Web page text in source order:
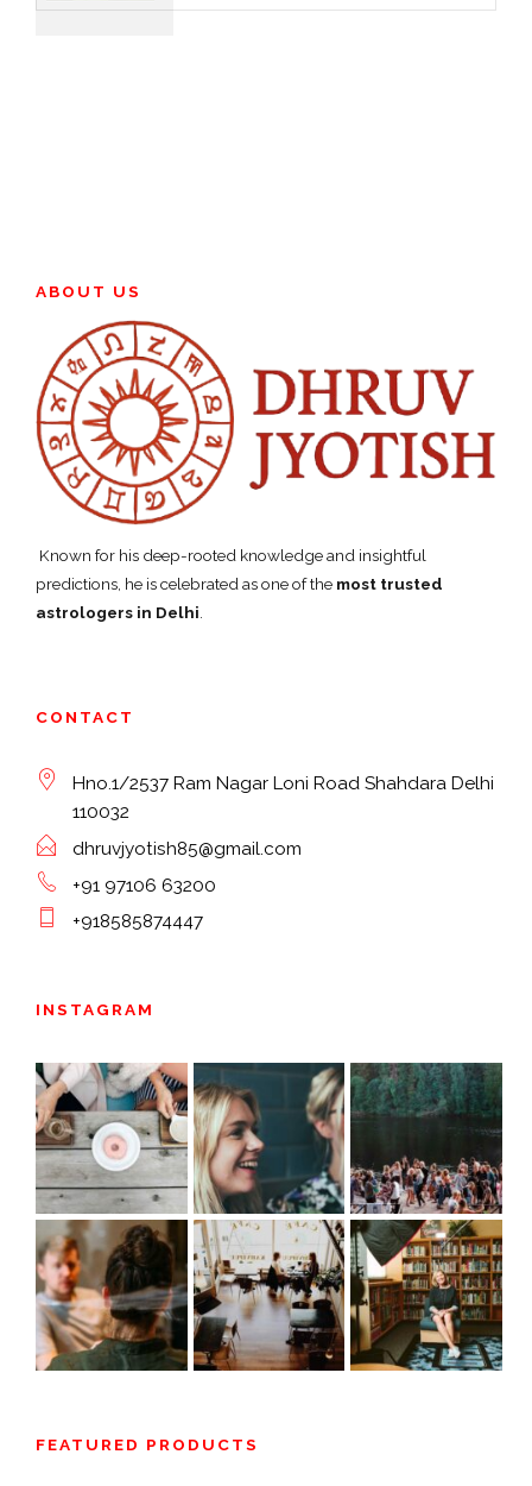
ABOUT US
Known for his deep-rooted knowledge and insightful
predictions, he is celebrated as one of the most trusted
astrologers in Delhi
CONTACT
Hno.1/2537 Ram Nagar Loni Road Shahdara Delhi
110032
dhruvjyotish85@gmail.com
+91 97106 63200
+918585874447
INSTAGRAM
FEATURED PRODUCTS